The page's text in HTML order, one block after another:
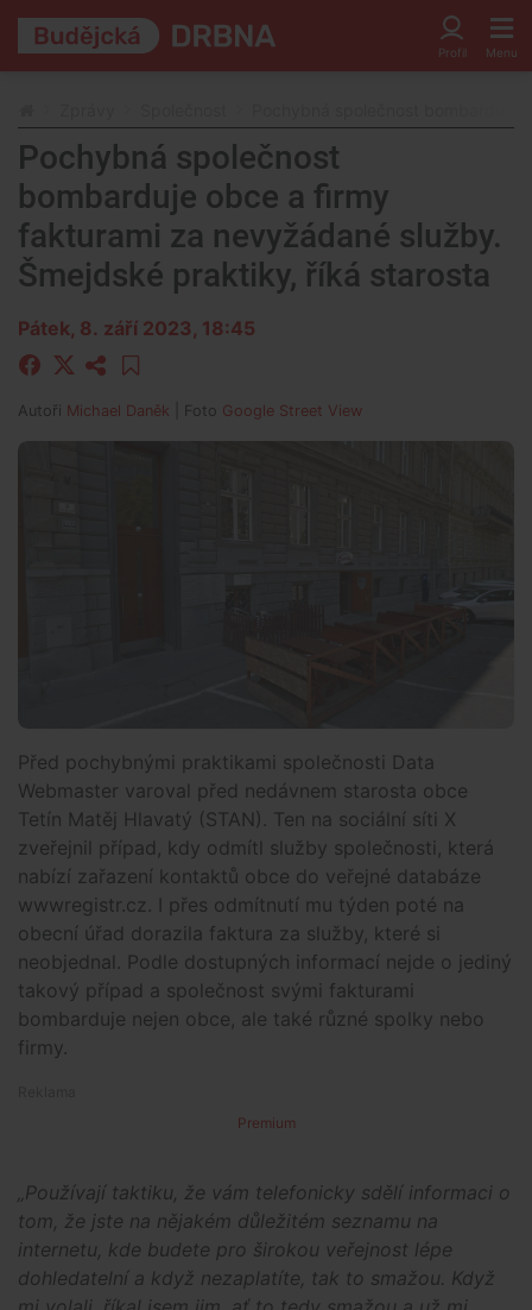
Pochybná společnost
bombarduje obce a firmy
fakturami za nevyžádané služby.
Šmejdské praktiky, říká starosta
Pátek, 8. září 2023, 18:45
Autoři Michael Daněk | Foto Google Street View
Před pochybnými praktikami společnosti Data
Webmaster varoval před nedávnem starosta obce
Tetín Matěj Hlavatý (STAN). Ten na sociální síti X
zveřejnil případ, kdy odmítl služby společnosti, která
nabízí zařazení kontaktů obce do veřejné databáze
wwwregistr.cz. I přes odmítnutí mu týden poté na
obecní úřad dorazila faktura za služby, které si
neobjednal. Podle dostupných informací nejde o jediný
takový případ a společnost svými fakturami
bombarduje nejen obce, ale také různé spolky nebo
firmy.
Premium
„Používají taktiku, že vám telefonicky sdělí informaci o
tom, že jste na nějakém důležitém seznamu na
internetu, kde budete pro širokou veřejnost lépe
dohledatelní a když nezaplatíte, tak to smažou. Když